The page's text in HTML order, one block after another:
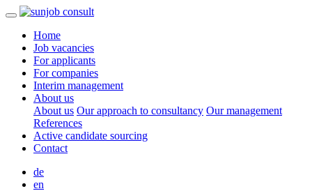
Home
Job vacancies
For applicants
For companies
Interim management
About us
About us Our approach to consultancy Our management
References
Active candidate sourcing
Contact
de
en